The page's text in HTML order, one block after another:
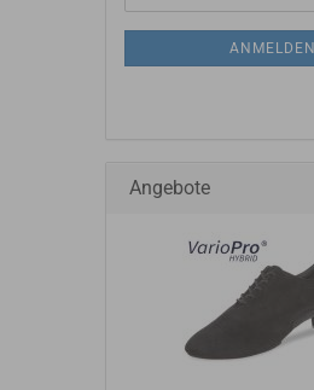
ANMELDEN
Angebote